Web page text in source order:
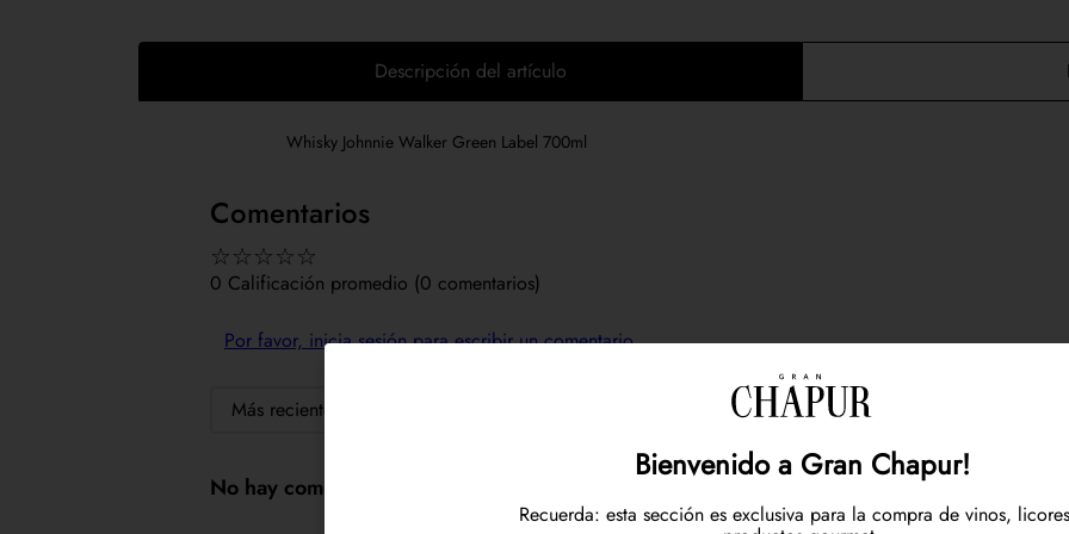
Descripción del artículo
Whisky Johnnie Walker Green Label 700ml
Comentarios
☆☆☆☆☆
0 Calificación promedio (0 comentarios)
Por favor, inicia sesión para escribir un comentario.
Más reciente
No hay comentarios.
Bienvenido a Gran Chapur!
Recuerda: esta sección es exclusiva para la compra de vinos,